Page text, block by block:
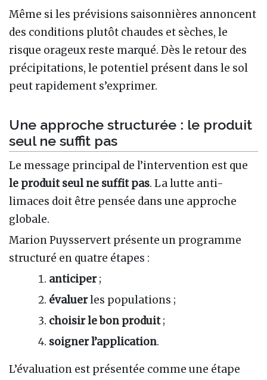
Même si les prévisions saisonnières annoncent
des conditions plutôt chaudes et sèches, le
risque orageux reste marqué. Dès le retour des
précipitations, le potentiel présent dans le sol
peut rapidement s’exprimer.
Une approche structurée : le produit
seul ne suffit pas
Le message principal de l’intervention est que
le produit seul ne suffit pas. La lutte anti-
limaces doit être pensée dans une approche
globale.
Marion Puysservert présente un programme
structuré en quatre étapes :
anticiper;
évaluerles populations ;
choisir le bon produit;
soigner l’application.
L’évaluation est présentée comme une étape